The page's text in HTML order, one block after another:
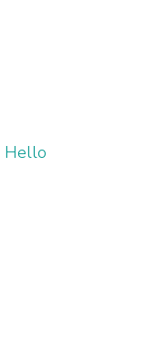
Hello